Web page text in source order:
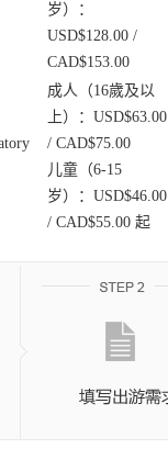
岁）：
USD$128.00 /
CAD$153.00
成人（16歲及以
上）：USD$63.00
/ CAD$75.00
儿童（6-15
岁）：USD$46.00
/ CAD$55.00 起